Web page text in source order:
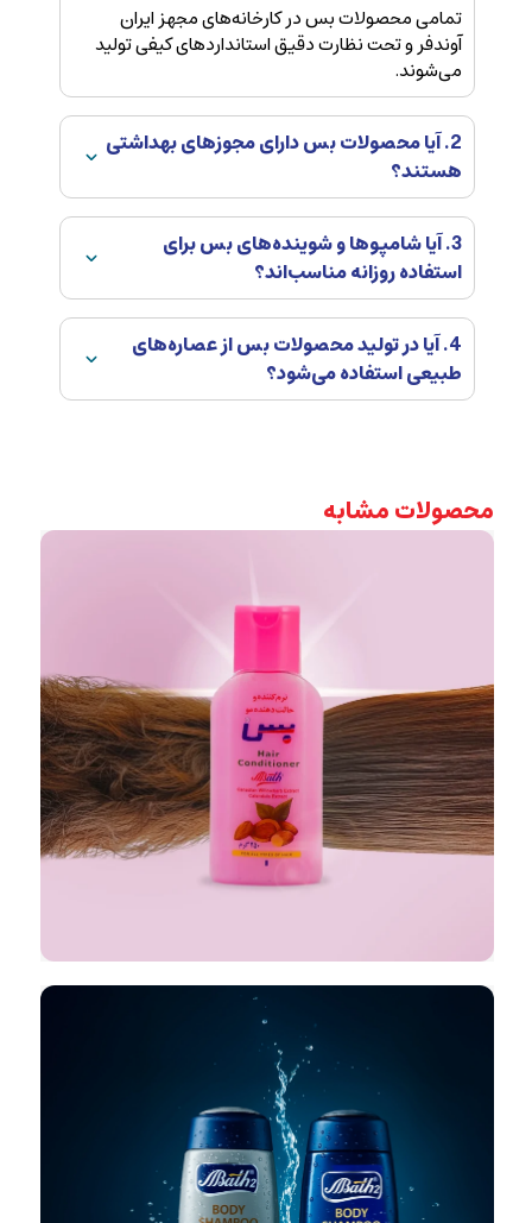
تمامی محصولات بس در کارخانه‌های مجهز ایران
آوندفر و تحت نظارت دقیق استانداردهای کیفی تولید
می‌شوند.
2. آیا محصولات بس دارای مجوزهای بهداشتی
هستند؟
3. آیا شامپوها و شوینده‌های بس برای
استفاده روزانه مناسب‌اند؟
4. آیا در تولید محصولات بس از عصاره‌های
طبیعی استفاده می‌شود؟
محصولات مشابه